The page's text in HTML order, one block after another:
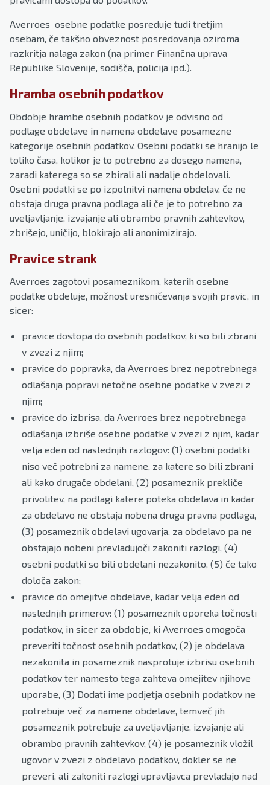
Averroes osebne podatke posreduje tudi tretjim
osebam, če takšno obveznost posredovanja oziroma
razkritja nalaga zakon (na primer Finančna uprava
Republike Slovenije, sodišča, policija ipd.).
Hramba osebnih podatkov
Obdobje hrambe osebnih podatkov je odvisno od
podlage obdelave in namena obdelave posamezne
kategorije osebnih podatkov. Osebni podatki se hranijo le
toliko časa, kolikor je to potrebno za dosego namena,
zaradi katerega so se zbirali ali nadalje obdelovali.
Osebni podatki se po izpolnitvi namena obdelav, če ne
obstaja druga pravna podlaga ali če je to potrebno za
uveljavljanje, izvajanje ali obrambo pravnih zahtevkov,
zbrišejo, uničijo, blokirajo ali anonimizirajo.
Pravice strank
Averroes zagotovi posameznikom, katerih osebne
podatke obdeluje, možnost uresničevanja svojih pravic, in
sicer:
pravice dostopa do osebnih podatkov, ki so bili zbrani
v zvezi z njim;
pravice do popravka, da Averroes brez nepotrebnega
odlašanja popravi netočne osebne podatke v zvezi z
njim;
pravice do izbrisa, da Averroes brez nepotrebnega
odlašanja izbriše osebne podatke v zvezi z njim, kadar
velja eden od naslednjih razlogov: (1) osebni podatki
niso več potrebni za namene, za katere so bili zbrani
ali kako drugače obdelani, (2) posameznik prekliče
privolitev, na podlagi katere poteka obdelava in kadar
za obdelavo ne obstaja nobena druga pravna podlaga,
(3) posameznik obdelavi ugovarja, za obdelavo pa ne
obstajajo nobeni prevladujoči zakoniti razlogi, (4)
osebni podatki so bili obdelani nezakonito, (5) če tako
določa zakon;
pravice do omejitve obdelave, kadar velja eden od
naslednjih primerov: (1) posameznik oporeka točnosti
podatkov, in sicer za obdobje, ki Averroes omogoča
preveriti točnost osebnih podatkov, (2) je obdelava
nezakonita in posameznik nasprotuje izbrisu osebnih
podatkov ter namesto tega zahteva omejitev njihove
uporabe, (3) Dodati ime podjetja osebnih podatkov ne
potrebuje več za namene obdelave, temveč jih
posameznik potrebuje za uveljavljanje, izvajanje ali
obrambo pravnih zahtevkov, (4) je posameznik vložil
ugovor v zvezi z obdelavo podatkov, dokler se ne
preveri, ali zakoniti razlogi upravljavca prevladajo nad